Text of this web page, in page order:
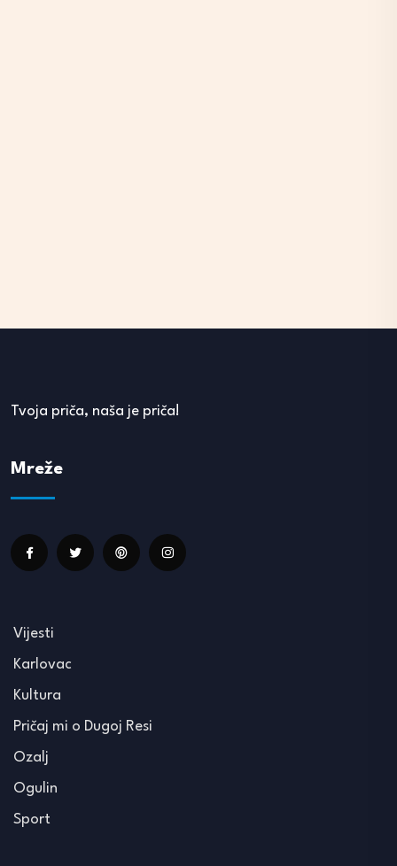
Tvoja priča, naša je priča!
Mreže
Vijesti
Karlovac
Kultura
Pričaj mi o Dugoj Resi
Ozalj
Ogulin
Sport